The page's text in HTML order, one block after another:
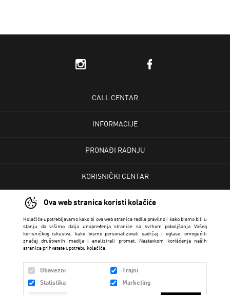
Ova web stranica koristi kolačiće
Kolačiće upotrebljavamo kako bi ova web stranica radila pravilno i kako bismo bili u
stanju da vršimo dalja unapređenja stranice sa svrhom poboljšanja Vašeg
korisničkog iskustva, kako bismo personalizovali sadržaj i oglase, omogućili
značaj društvenih medija i analizirali promet. Nastavkom korišćenja naših
stranica prihvatate upotrebu kolačića.
Obavezni
Trajni
Statistika
Marketing
CALL CENTAR
INFORMACIJE
PRONAĐI RADNJU
KORISNIČKI CENTAR
USLOVI PRODAJE